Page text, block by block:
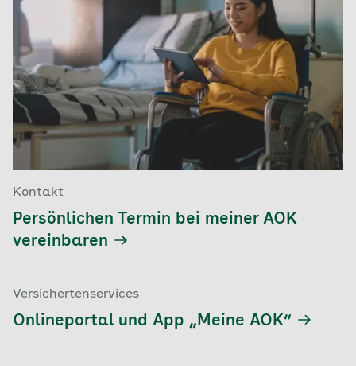
Kontakt
Persönlichen Termin bei meiner AOK
vereinbaren
Versichertenservices
Onlineportal und App „Meine AOK“